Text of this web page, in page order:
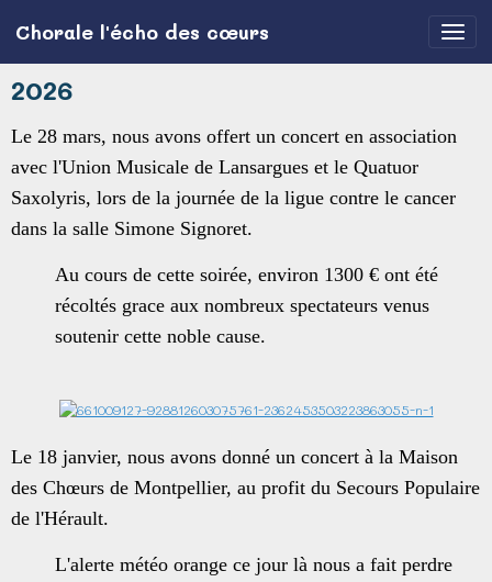
Chorale l'écho des cœurs
2026
Le 28 mars, nous avons offert un concert en association
avec l'Union Musicale de Lansargues et le Quatuor
Saxolyris, lors de la journée de la ligue contre le cancer
dans la salle Simone Signoret.
Au cours de cette soirée, environ 1300 € ont été
récoltés grace aux nombreux spectateurs venus
soutenir cette noble cause.
Le 18 janvier, nous avons donné un concert à la Maison
des Chœurs de Montpellier, au profit du Secours Populaire
de l'Hérault.
L'alerte météo orange ce jour là nous a fait perdre